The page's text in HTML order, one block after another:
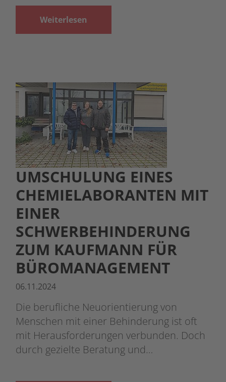
Weiterlesen
UMSCHULUNG EINES
CHEMIELABORANTEN MIT
EINER
SCHWERBEHINDERUNG
ZUM KAUFMANN FÜR
BÜROMANAGEMENT
06.11.2024
Die berufliche Neuorientierung von
Menschen mit einer Behinderung ist oft
mit Herausforderungen verbunden. Doch
durch gezielte Beratung und…